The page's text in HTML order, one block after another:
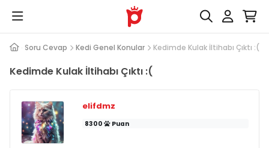
Soru Cevap Kedi Genel Konular Kedimde Kulak İltihabı Çıktı :(
Kedimde Kulak İltihabı Çıktı :(
elifdmz
8300 Puan